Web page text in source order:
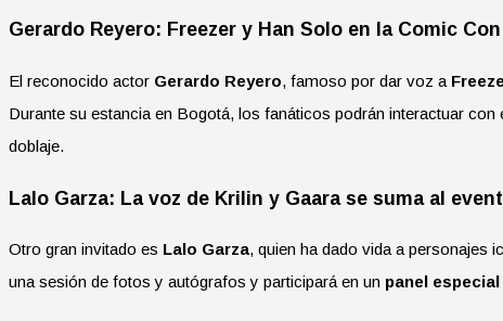
Gerardo Reyero: Freezer y Han Solo en la Comic Con
El reconocido actor Gerardo Reyero, famoso por dar voz a
Durante su estancia en Bogotá, los fanáticos podrán interactuar con
doblaje.
Lalo Garza: La voz de Krilin y Gaara se suma al
Otro gran invitado es Lalo Garza, quien ha dado vida a personajes
una sesión de fotos y autógrafos y participará en un panel